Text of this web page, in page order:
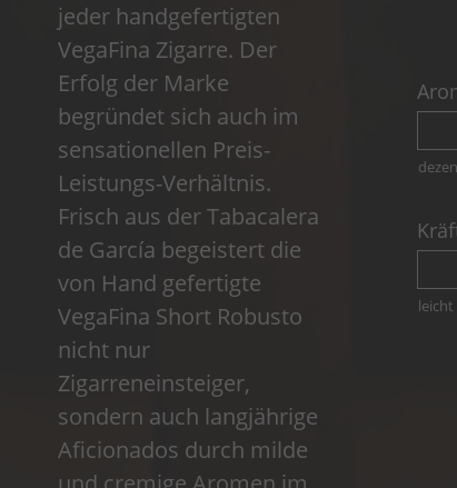
jeder handgefertigten
VegaFina Zigarre. Der
Erfolg der Marke
begründet sich auch im
sensationellen Preis-
Leistungs-Verhältnis.
Frisch aus der Tabacalera
de García begeistert die
von Hand gefertigte
VegaFina Short Robusto
nicht nur
Zigarreneinsteiger,
sondern auch langjährige
Aficionados durch milde
leicht